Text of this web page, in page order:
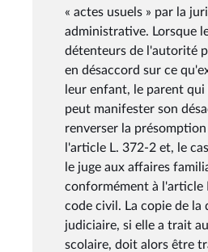
« actes usuels » par la
administrative. Lorsque
détenteurs de l'autorité
en désaccord sur ce
leur enfant, le parent qui
peut manifester son
renverser la
l'article L. 372-2 et, le
le juge aux affaires
conformément à l'article
code civil. La copie de la
judiciaire, si elle a trait
scolaire, doit alors être